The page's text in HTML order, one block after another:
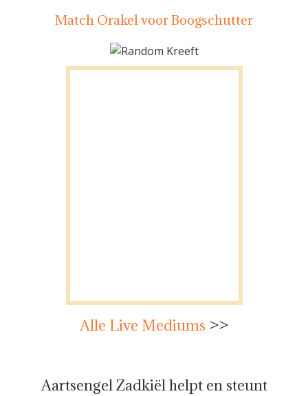
Match Orakel voor Boogschutter
Alle Live Mediums >>
Aartsengel Zadkiël helpt en steunt